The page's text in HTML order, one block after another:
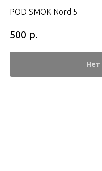
POD SMOK Nord 5
500 р.
Нет